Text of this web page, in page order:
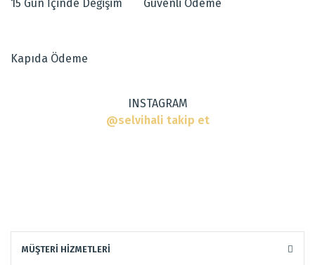
Bu ürüne benzer farklı alternatifler olmalı.
15 Gün İçinde Değişim Güvenli Ödeme
Kapıda Ödeme
INSTAGRAM
@selvihali takip et
MÜŞTERİ HİZMETLERİ